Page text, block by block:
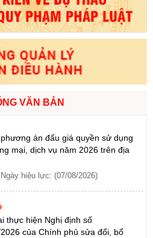
VĂN BẢN
án đấu giá quyền sử dụng
mại, dịch vụ năm 2026 trên địa
Ngày hiệu lực: (07/08/2026)
thực hiện Nghị định số
của Chính phủ sửa đổi, bổ